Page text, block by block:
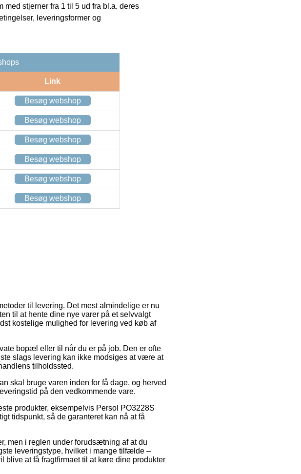
stjerner fra 1 til 5 ud fra bl.a. deres
leveringsformer og
Link
Besøg webshop
Besøg webshop
Besøg webshop
Besøg webshop
Besøg webshop
Besøg webshop
til levering. Det mest almindelige er nu
til at hente dine nye varer på et selvvalgt
kostelige mulighed for levering ved køb af
bopæl eller til når du er på job. Den er ofte
slags levering kan ikke modsiges at være at
tilholdssted.
skal bruge varen inden for få dage, og herved
på den vedkommende vare.
produkter, eksempelvis Persol PO3228S
tidspunkt, så de garanteret kan nå at få
men i reglen under forudsætning af at du
leveringstype, hvilket i mange tilfælde –
blive at få fragtfirmaet til at køre dine produkter